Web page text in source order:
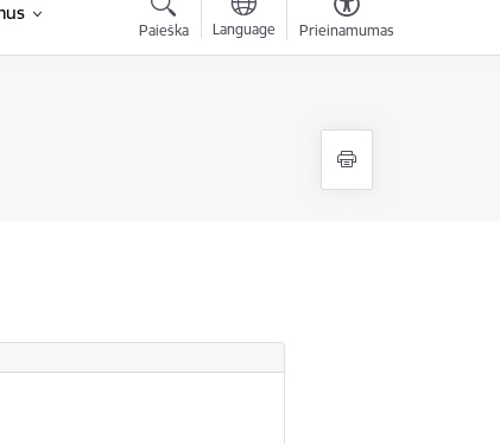
Paieška Language Prieinamumas